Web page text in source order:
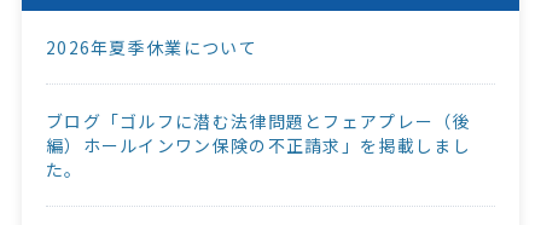
2026年夏季休業について
ブログ「ゴルフに潜む法律問題とフェアプレー（後
編）ホールインワン保険の不正請求」を掲載しまし
た。